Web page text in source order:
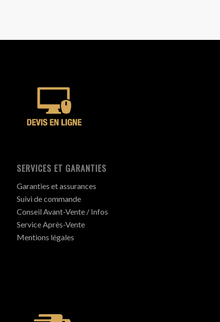
513,00€. 359,00€.
SERVICES ET GARANTIES
Garanties et assurances
Suivi de commande
Conseil Avant-Vente / Infos
Service Après-Vente
Mentions légales